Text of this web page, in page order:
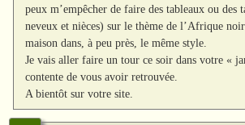
peux m’empêcher de faire des tableaux ou des
neveux et nièces) sur le thème de l’Afrique
maison dans, à peu près, le même style.
Je vais aller faire un tour ce soir dans votre «
contente de vous avoir retrouvée.
A bientôt sur votre site.